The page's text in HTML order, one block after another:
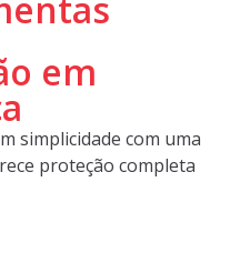
em
simplicidade com uma
proteção completa